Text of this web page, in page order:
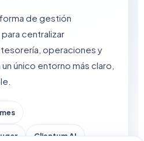
de gestión
centralizar
operaciones y
único entorno más claro,
Clientum AI